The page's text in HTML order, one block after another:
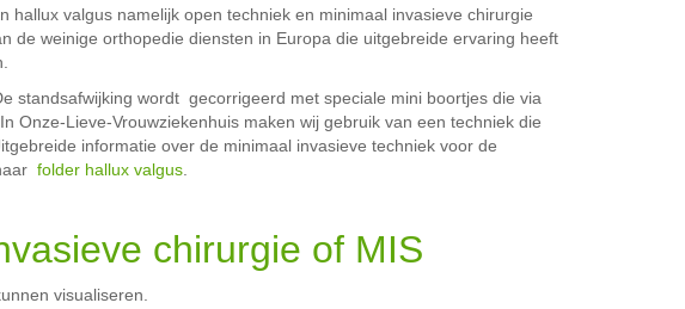
valgus namelijk open techniek en minimaal invasieve chirurgie
de weinige orthopedie diensten in Europa die uitgebreide ervaring heeft
standsafwijking wordt gecorrigeerd met speciale mini boortjes die via
Onze-Lieve-Vrouwziekenhuis maken wij gebruik van een techniek die
informatie over de minimaal invasieve techniek voor de
folder hallux valgus
chirurgie of MIS
visualiseren.